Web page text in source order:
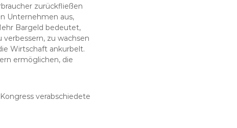
zurückfließen
Unternehmen aus,
Bargeld bedeutet,
zu wachsen
Wirtschaft ankurbelt.
ermöglichen, die
verabschiedete